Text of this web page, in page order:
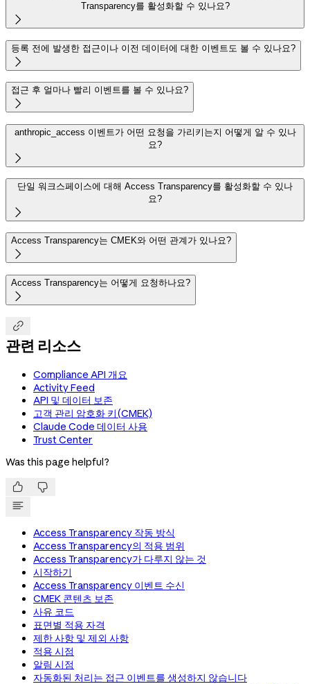
Transparency를 활성화할 수 있나요?

등록 전에 발생한 접근이나 이전 데이터에 대한 이벤트도 볼 수 있나요?

접근 후 얼마나 빨리 이벤트를 볼 수 있나요?

anthropic_access 이벤트가 어떤 요청을 가리키는지 어떻게 알 수 있나
요?

단일 워크스페이스에 대해 Access Transparency를 활성화할 수 있나
요?

Access Transparency는 CMEK와 어떤 관계가 있나요?

Access Transparency는 어떻게 요청하나요?


관련 리소스
Compliance API 개요
Activity Feed
API 및 데이터 보존
고객 관리 암호화 키(CMEK)
Claude Code 데이터 사용
Trust Center
Was this page helpful?
 
Access Transparency 작동 방식
Access Transparency의 적용 범위
Access Transparency가 다루지 않는 것
시작하기
Access Transparency 이벤트 수신
CMEK 콘텐츠 보존
사유 코드
표면별 적용 자격
제한 사항 및 제외 사항
적용 시점
알림 시점
자동화된 처리는 접근 이벤트를 생성하지 않습니다